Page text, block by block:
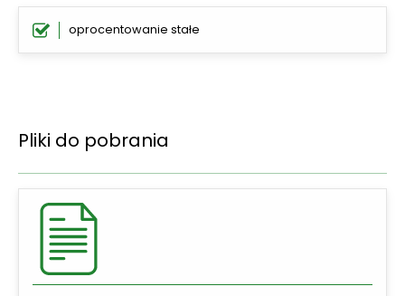
oprocentowanie stałe
Pliki do pobrania